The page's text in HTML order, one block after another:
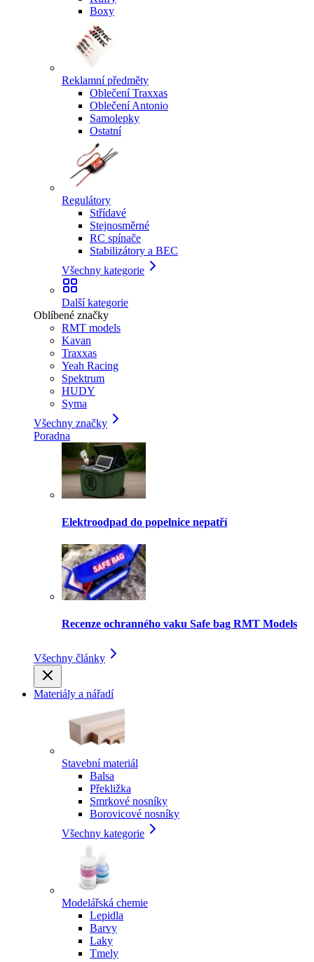
Boxy
Reklamní předměty
Oblečení Traxxas
Oblečení Antonio
Samolepky
Ostatní
Regulátory
Střídavé
Stejnosměrné
RC spínače
Stabilizátory a BEC
Všechny kategorie
Další kategorie
Oblíbené značky
RMT models
Kavan
Traxxas
Yeah Racing
Spektrum
HUDY
Syma
Všechny značky
Poradna
Elektroodpad do popelnice nepatří
Recenze ochranného vaku Safe bag RMT Models
Všechny články
Materiály a nářadí
Stavební materiál
Balsa
Překližka
Smrkové nosníky
Borovicové nosníky
Všechny kategorie
Modelářská chemie
Lepidla
Barvy
Laky
Tmely